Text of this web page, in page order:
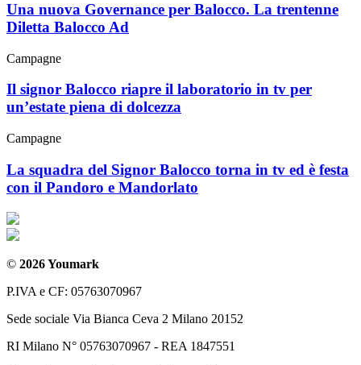
Una nuova Governance per Balocco. La trentenne
Diletta Balocco Ad
Campagne
Il signor Balocco riapre il laboratorio in tv per
un’estate piena di dolcezza
Campagne
La squadra del Signor Balocco torna in tv ed è festa
con il Pandoro e Mandorlato
© 2026 Youmark
P.IVA e CF: 05763070967
Sede sociale Via Bianca Ceva 2 Milano 20152
RI Milano N° 05763070967 - REA 1847551